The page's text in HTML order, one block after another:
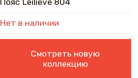
Пояс Leilieve 804
Нет в наличии
Смотреть новую
коллекцию